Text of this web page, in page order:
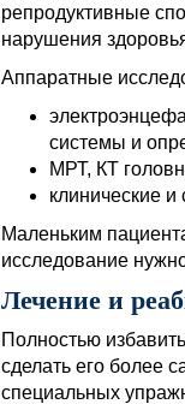
репродуктивные
нарушения
Аппаратные
системы и
МРТ, КТ
клинические
Маленьким
исследование
Лечение и
Полностью
сделать его более
специальных